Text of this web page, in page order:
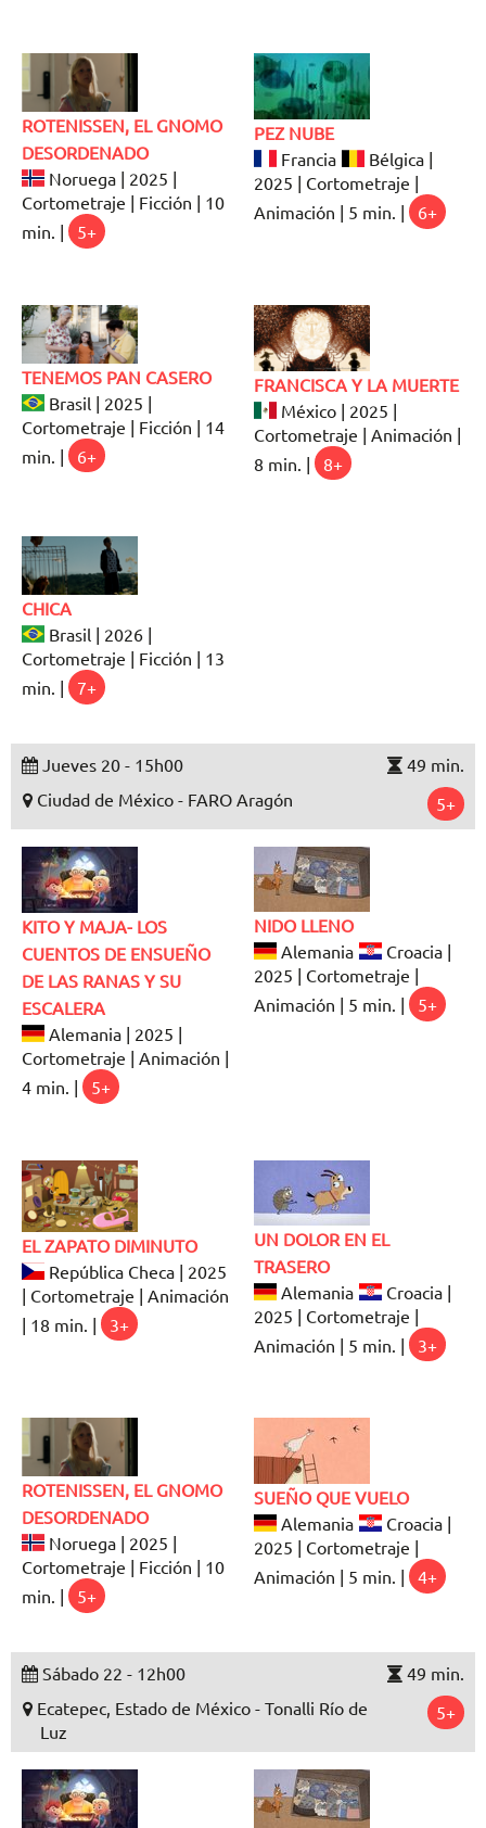
ROTENISSEN, EL GNOMO
DESORDENADO
Noruega | 2025 |
Cortometraje | Ficción | 10
min. |
5+
PEZ NUBE
Francia
Bélgica |
2025 | Cortometraje |
Animación | 5 min. |
6+
TENEMOS PAN CASERO
Brasil | 2025 |
Cortometraje | Ficción | 14
min. |
6+
FRANCISCA Y LA MUERTE
México | 2025 |
Cortometraje | Animación |
8 min. |
8+
CHICA
Brasil | 2026 |
Cortometraje | Ficción | 13
min. |
7+
Jueves 20 - 15h00
49 min.
Ciudad de México - FARO Aragón
5+
KITO Y MAJA- LOS
CUENTOS DE ENSUEÑO
DE LAS RANAS Y SU
ESCALERA
Alemania | 2025 |
Cortometraje | Animación |
4 min. |
5+
NIDO LLENO
Alemania
Croacia |
2025 | Cortometraje |
Animación | 5 min. |
5+
EL ZAPATO DIMINUTO
República Checa | 2025
| Cortometraje | Animación
| 18 min. |
3+
UN DOLOR EN EL
TRASERO
Alemania
Croacia |
2025 | Cortometraje |
Animación | 5 min. |
3+
ROTENISSEN, EL GNOMO
DESORDENADO
Noruega | 2025 |
Cortometraje | Ficción | 10
min. |
5+
SUEÑO QUE VUELO
Alemania
Croacia |
2025 | Cortometraje |
Animación | 5 min. |
4+
Sábado 22 - 12h00
49 min.
Ecatepec, Estado de México - Tonalli Río de
Luz
5+